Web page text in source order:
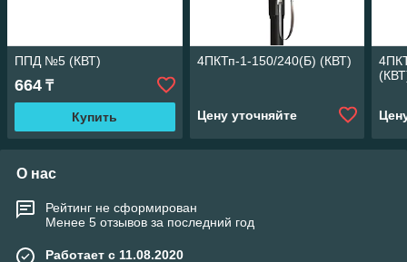
ППД №5 (КВТ)
664 ₸
Купить
4ПКТп-1-150/240(Б) (КВТ)
Цену уточняйте
О нас
Рейтинг не сформирован
Менее 5 отзывов за последний год
Работает с 11.08.2020